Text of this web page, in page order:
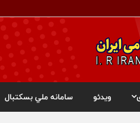
ویدئو سامانه ملي بسکتبال